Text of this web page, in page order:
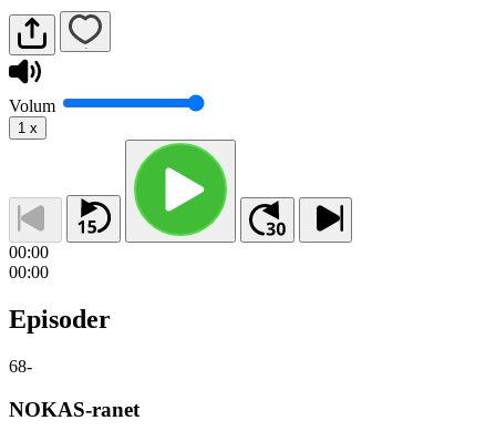
Volum
1 x
00:00
00:00
Episoder
68-
NOKAS-ranet